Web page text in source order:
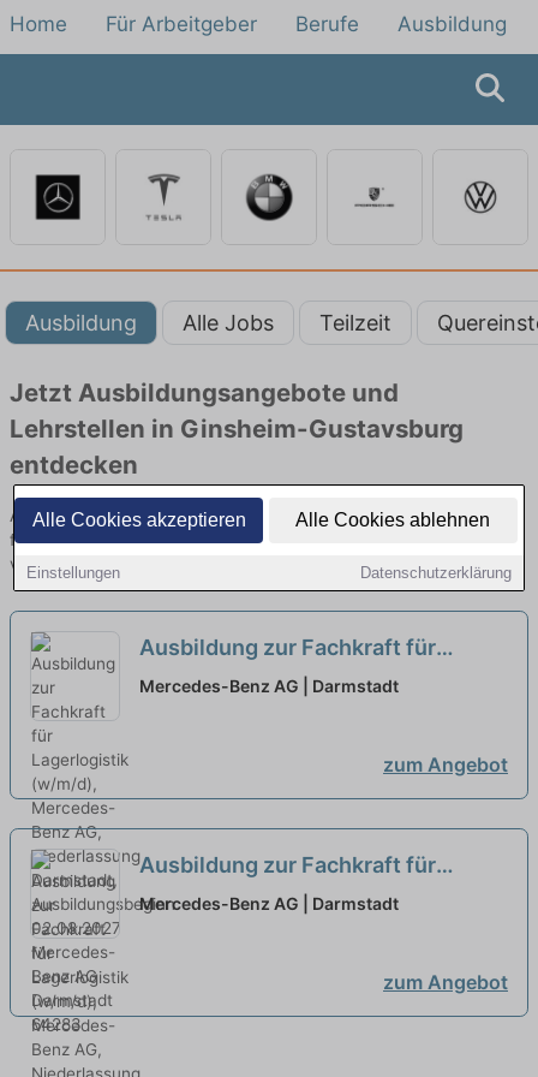
Alle Cookies akzeptieren Alle Cookies ablehnen
Einstellungen Datenschutzerklärung
Home Für Arbeitgeber Berufe Ausbildung
Ausbildung Alle Jobs Teilzeit
Jetzt Ausbildungsangebote und
Lehrstellen in Ginsheim-Gustavsburg
entdecken
Ausbildungsangebote beim Autobauer in Ginsheim-Gustavsburg
finden Sie von namhaften Firmen. Entdecken Sie freie Optionen
von Top-Arbeitgebern und bewerben Sie sich noch heute.
Ausbildung zur Fachkraft für
Lagerlogistik (w/m/d), Mercedes-
Mercedes-Benz AG | Darmstadt
zum Angebot
Ausbildung zur Fachkraft für
Lagerlogistik (w/m/d), Mercedes-
Mercedes-Benz AG | Darmstadt
zum Angebot